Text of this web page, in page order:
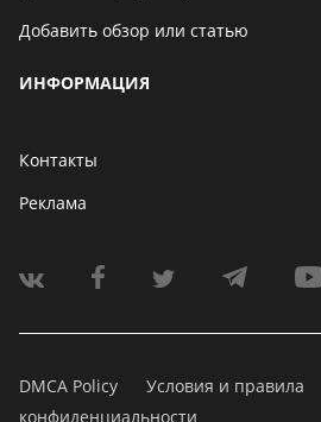
Добавить обзор или статью
ИНФОРМАЦИЯ
Контакты
Реклама
DMCA Policy Условия и правила
конфиденциальности